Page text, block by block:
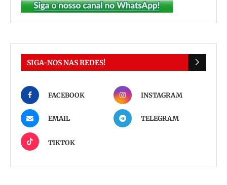
SIGA-NOS NAS REDES!
FACEBOOK INSTAGRAM
EMAIL TELEGRAM
TIKTOK